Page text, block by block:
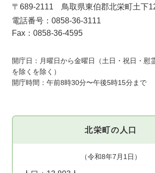
〒689-2111 鳥取県東伯郡北栄町土下
電話番号：0858-36-3111
Fax：0858-36-4595
開庁日：月曜日から金曜日（土日・祝日・慰
を除くを除く）
開庁時間：午前8時30分〜午後5時15分まで
北栄町の人口
（令和8年7月1日）